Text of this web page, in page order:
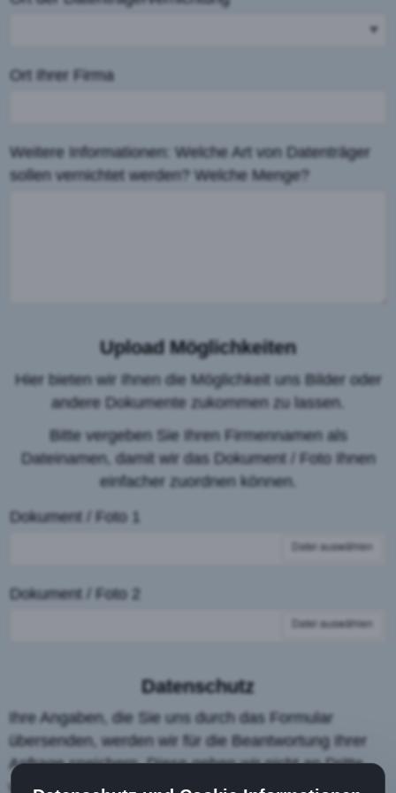
Ort Ihrer Firma
Weitere Informationen: Welche Art von Datenträger
sollen vernichtet werden? Welche Menge?
Upload Möglichkeiten
Hier bieten wir Ihnen die Möglichkeit uns Bilder oder
andere Dokumente zukommen zu lassen.
Bitte vergeben Sie Ihren Firmennamen als
Dateinamen, damit wir das Dokument / Foto Ihnen
einfacher zuordnen können.
Dokument / Foto 1
Datei auswählen
Dokument / Foto 2
Datei auswählen
Datenschutz
Ihre Angaben, die Sie uns durch das Formular
übersenden, werden wir für die Beantwortung Ihrer
Anfrage speichern. Diese geben wir nicht an Dritte
weiter. Weitere Informationen dazu erhalten Sie auf